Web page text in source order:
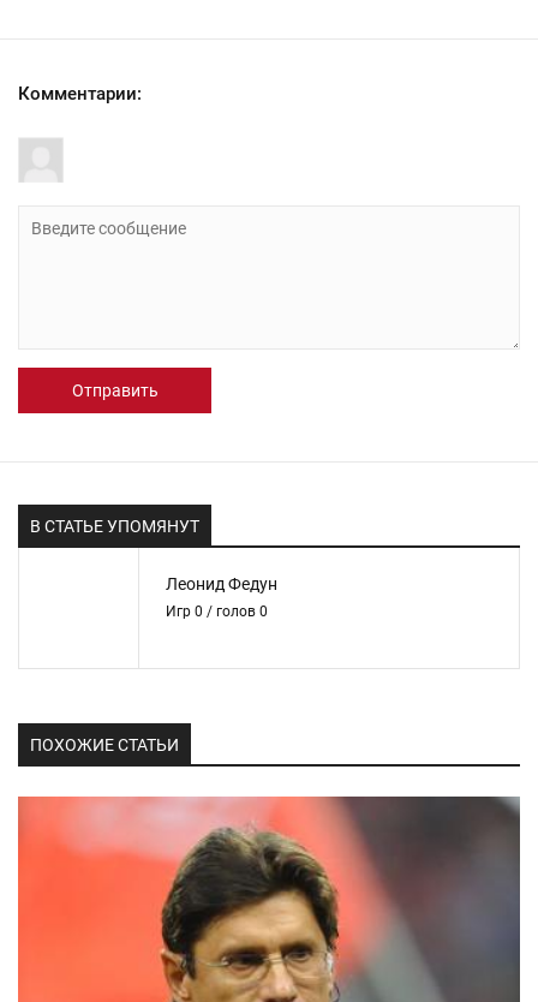
Комментарии:
Отправить
В СТАТЬЕ УПОМЯНУТ
Леонид Федун
Игр 0 / голов 0
ПОХОЖИЕ СТАТЬИ